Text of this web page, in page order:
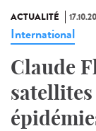
ACTUALITÉ
International
Claude